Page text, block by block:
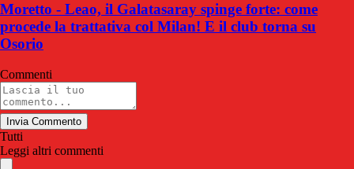
Moretto - Leao, il Galatasaray spinge forte: come
procede la trattativa col Milan! E il club torna su
Osorio
Commenti
Invia Commento
Tutti
Leggi altri commenti